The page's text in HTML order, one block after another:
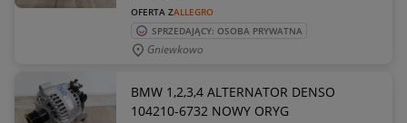
OFERTA ZALLEGRO
SPRZEDAJĄCY: OSOBA PRYWATNA
Gniewkowo
BMW 1,2,3,4 ALTERNATOR DENSO
104210-6732 NOWY ORYG